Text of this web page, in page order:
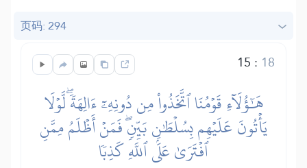
页码: 294
15 : 18
هَٰٓؤُلَآءِ قَوۡمُنَا ٱتَّخَذُواْ مِن دُونِهِۦٓ ءَالِهَةٗۖ لَّوۡلَا
يَأۡتُونَ عَلَيۡهِم بِسُلۡطَٰنِۭ بَيِّنٖۖ فَمَنۡ أَظۡلَمُ مِمَّنِ
ٱفۡتَرَىٰ عَلَى ٱللَّهِ كَذِبٗا